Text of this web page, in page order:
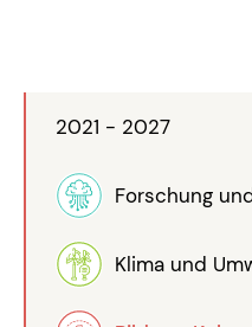
2021 - 2027
Forschung
Klima und